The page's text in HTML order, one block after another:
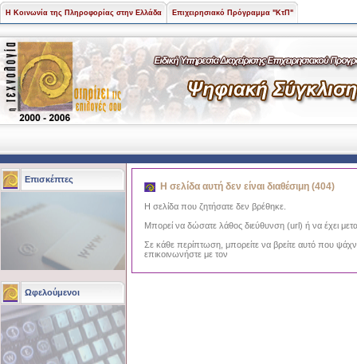
Η Κοινωνία της Πληροφορίας στην Ελλάδα Επιχειρησιακό Πρόγραμμα "ΚτΠ"
Επισκέπτες
Ωφελούμενοι
Η σελίδα αυτή δεν είναι διαθέσιμη (404)
Η σελίδα που ζητήσατε δεν βρέθηκε.
Μπορεί να δώσατε λάθος διεύθυνση (url) ή να έχει
Σε κάθε περίπτωση, μπορείτε να βρείτε αυτό που
επικοινωνήστε με τον